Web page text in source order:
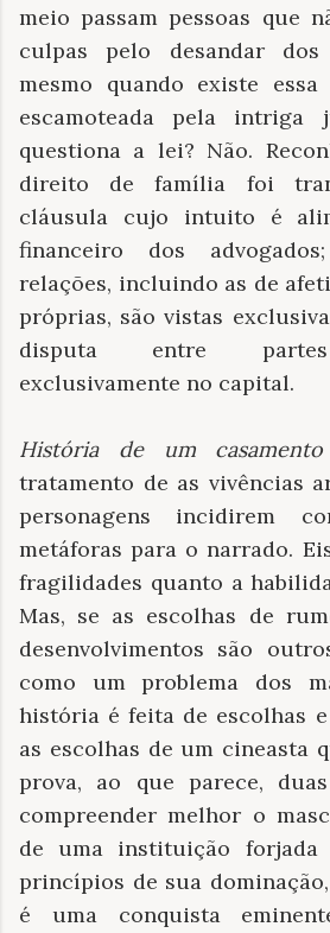
meio passam pessoas que
culpas pelo desandar dos
mesmo quando existe
escamoteada pela intriga
questiona a lei? Não.
direito de família foi
cláusula cujo intuito é
financeiro dos
relações, incluindo as de
próprias, são vistas
disputa entre partes
exclusivamente no capital.
História de um casamento
tratamento de as vivências
personagens incidirem
metáforas para o narrado.
fragilidades quanto a
Mas, se as escolhas de
desenvolvimentos são
como um problema dos
história é feita de escolhas
as escolhas de um cineasta
prova, ao que parece,
compreender melhor o
de uma instituição
princípios de sua
é uma conquista